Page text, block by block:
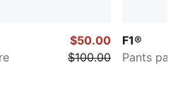
$50.00
$100.00
F1®
Pants para